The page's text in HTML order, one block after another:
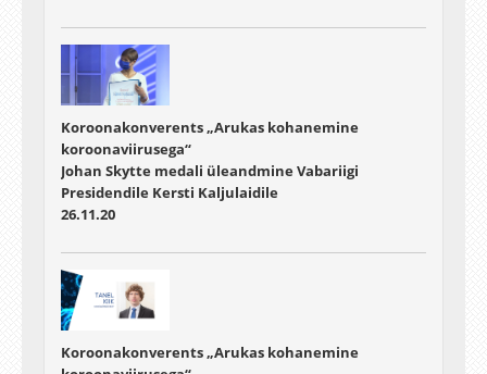
Koroonakonverents „Arukas kohanemine
koroonaviirusega“
Johan Skytte medali üleandmine Vabariigi
Presidendile Kersti Kaljulaidile
26.11.20
Koroonakonverents „Arukas kohanemine